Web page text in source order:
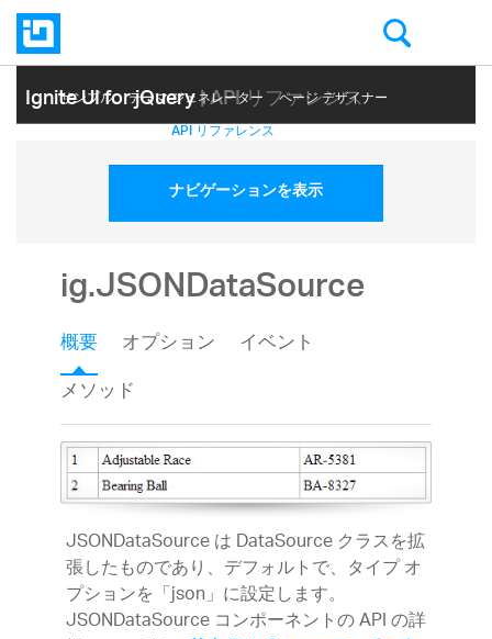
Ignite UI for jQuery| API リファレンス
サンプル テーマ ジェネレーター ページ デザイナー
ヘルプ トピック API リファレンス
ナビゲーションを表示
ig.JSONDataSource
概要 オプション
イベント
メソッド
JSONDataSource は DataSource クラスを拡
張したものであり、デフォルトで、タイプ オ
プションを「json」に設定します。
JSONDataSource コンポーネントの API の詳